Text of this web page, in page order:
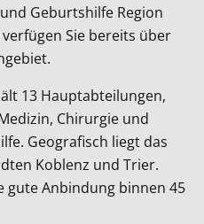
Geburtshilfe Region
Sie bereits über
13 Hauptabteilungen,
Chirurgie und
Geografisch liegt das
Koblenz und Trier.
gute Anbindung binnen 45